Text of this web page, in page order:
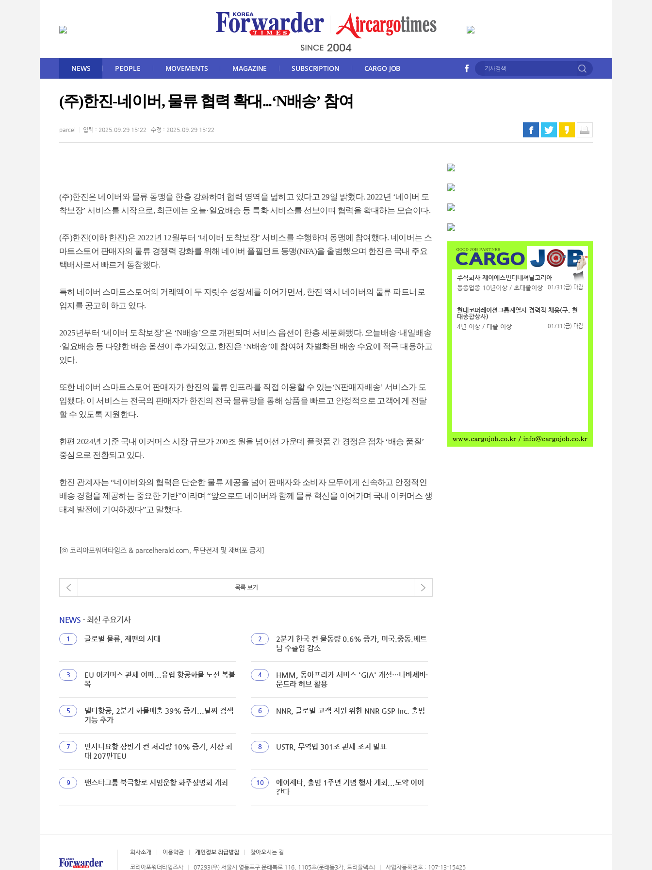
NEWS PEOPLE MOVEMENTS MAGAZINE SUBSCRIPTION CARGO JOB
(주)한진-네이버, 물류 협력 확대...‘N배송’ 참여
parcel 입력 : 2025.09.29 15:22 수정 : 2025.09.29 15:22
(주)한진은 네이버와 물류 동맹을 한층 강화하며 협력 영역을 넓히고 있다고 29일 밝혔다. 2022년 ‘네이버 도
착보장’ 서비스를 시작으로, 최근에는 오늘·일요배송 등 특화 서비스를 선보이며 협력을 확대하는 모습이다.
(주)한진(이하 한진)은 2022년 12월부터 ‘네이버 도착보장’ 서비스를 수행하며 동맹에 참여했다. 네이버는 스
마트스토어 판매자의 물류 경쟁력 강화를 위해 네이버 풀필먼트 동맹(NFA)을 출범했으며 한진은 국내 주요
택배사로서 빠르게 동참했다.
특히 네이버 스마트스토어의 거래액이 두 자릿수 성장세를 이어가면서, 한진 역시 네이버의 물류 파트너로
입지를 공고히 하고 있다.
2025년부터 ‘네이버 도착보장’은 ‘N배송’으로 개편되며 서비스 옵션이 한층 세분화됐다. 오늘배송·내일배송
·일요배송 등 다양한 배송 옵션이 추가되었고, 한진은 ‘N배송’에 참여해 차별화된 배송 수요에 적극 대응하고
있다.
또한 네이버 스마트스토어 판매자가 한진의 물류 인프라를 직접 이용할 수 있는‘N판매자배송’ 서비스가 도
입됐다. 이 서비스는 전국의 판매자가 한진의 전국 물류망을 통해 상품을 빠르고 안정적으로 고객에게 전달
할 수 있도록 지원한다.
한편 2024년 기준 국내 이커머스 시장 규모가 200조 원을 넘어선 가운데 플랫폼 간 경쟁은 점차 ‘배송 품질’
중심으로 전환되고 있다.
한진 관계자는 “네이버와의 협력은 단순한 물류 제공을 넘어 판매자와 소비자 모두에게 신속하고 안정적인
배송 경험을 제공하는 중요한 기반”이라며 “앞으로도 네이버와 함께 물류 혁신을 이어가며 국내 이커머스 생
태계 발전에 기여하겠다”고 말했다.
[ⓒ 코리아포워더타임즈 & parcelherald.com, 무단전재 및 재배포 금지]
목록 보기
NEWS - 최신 주요기사
1 글로벌 물류, 재편의 시대 2
2분기 한국 컨 물동량 0.6% 증가, 미국.중동.베트
남 수출입 감소
3
EU 이커머스 관세 여파...유럽 항공화물 노선 복불
복
4
HMM, 동아프리카 서비스 'GIA' 개설…나바셰바·
문드라 허브 활용
5
델타항공, 2분기 화물매출 39% 증가...날짜 검색
기능 추가
6 NNR, 글로벌 고객 지원 위한 NNR GSP Inc. 출범
7
만사니요항 상반기 컨 처리량 10% 증가, 사상 최
대 207만TEU
8 USTR, 무역법 301조 관세 조치 발표
9 팬스타그룹 북극항로 시범운항 화주설명회 개최 10
에어제타, 출범 1주년 기념 행사 개최...도약 이어
간다
주식회사 제이에스인터네셔널코리아
동종업종 10년이상 / 초대졸이상
01/31(금) 마감
현대코퍼레이션그룹계열사 경력직 채용(구, 현
대종합상사)
4년 이상 / 대졸 이상
01/31(금) 마감
회사소개 이용약관 개인정보 취급방침 찾아오시는 길
코리아포워더타임즈사 07293(우) 서울시 영등포구 문래북로 116, 1105호(문래동3가, 트리플렉스) 사업자등록번호 : 107-13-15425